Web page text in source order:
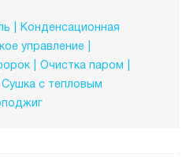
Конденсационная
управление
Очистка паром
Сушка с тепловым